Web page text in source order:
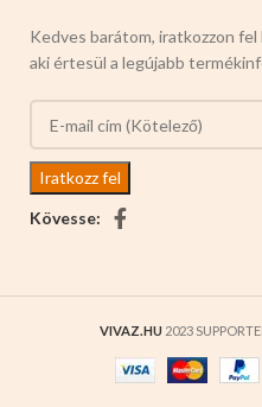
Kedves barátom, iratkozzon
aki értesül a legújabb
Kövesse:
VIVAZ.HU 2023